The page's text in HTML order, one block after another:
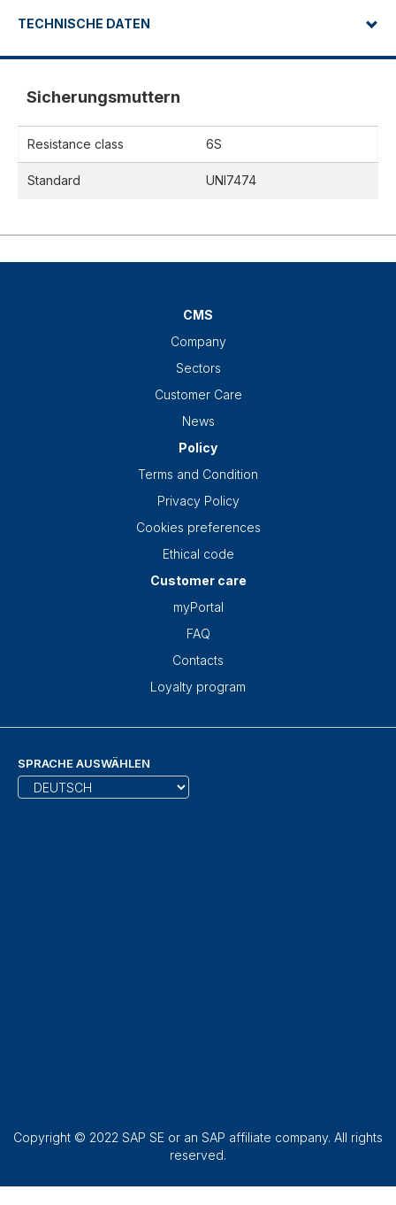
TECHNISCHE DATEN
Sicherungsmuttern
Resistance class 6S
Standard UNI7474
CMS
Company
Sectors
Customer Care
News
Policy
Terms and Condition
Privacy Policy
Cookies preferences
Ethical code
Customer care
myPortal
FAQ
Contacts
Loyalty program
SPRACHE AUSWÄHLEN
Copyright © 2022 SAP SE or an SAP affiliate company. All rights
reserved.